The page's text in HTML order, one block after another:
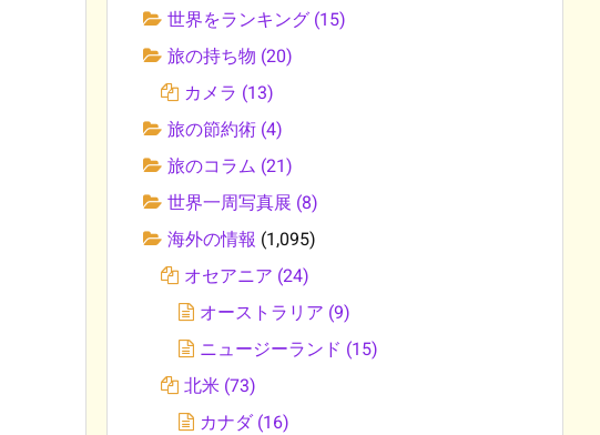
世界をランキング (15)
旅の持ち物 (20)
カメラ (13)
旅の節約術 (4)
旅のコラム (21)
世界一周写真展 (8)
海外の情報 (1,095)
オセアニア (24)
オーストラリア (9)
ニュージーランド (15)
北米 (73)
カナダ (16)